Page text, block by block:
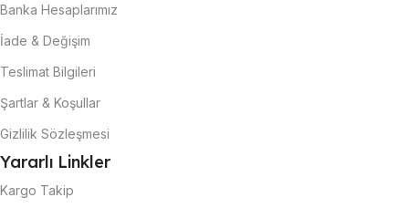
Banka Hesaplarımız
İade & Değişim
Teslimat Bilgileri
Şartlar & Koşullar
Gizlilik Sözleşmesi
Yararlı Linkler
Kargo Takip